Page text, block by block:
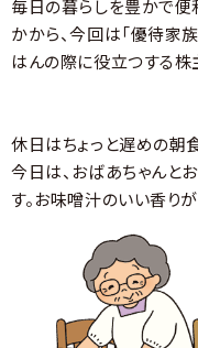
毎日の暮らしを豊かで便
かから、今回は「優待家
はんの際に役立つする株
休日はちょっと遅めの朝食
今日は、おばあちゃんと
す。お味噌汁のいい香り